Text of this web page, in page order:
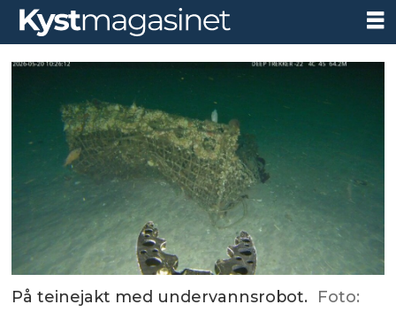
På teinejakt med undervannsrobot. Foto: